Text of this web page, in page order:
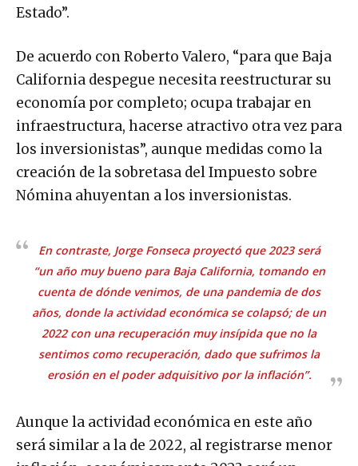
Estado”.
De acuerdo con Roberto Valero, “para que Baja
California despegue necesita reestructurar su
economía por completo; ocupa trabajar en
infraestructura, hacerse atractivo otra vez para
los inversionistas”, aunque medidas como la
creación de la sobretasa del Impuesto sobre
Nómina ahuyentan a los inversionistas.
En contraste, Jorge Fonseca proyectó que 2023 será
“un año muy bueno para Baja California, tomando en
cuenta de dónde venimos, de una pandemia de dos
años, donde la actividad económica se colapsó; de un
2022 con una recuperación muy insípida que no la
sentimos como recuperación, dado que sufrimos la
erosión en el poder adquisitivo por la inflación”.
Aunque la actividad económica en este año
será similar a la de 2022, al registrarse menor